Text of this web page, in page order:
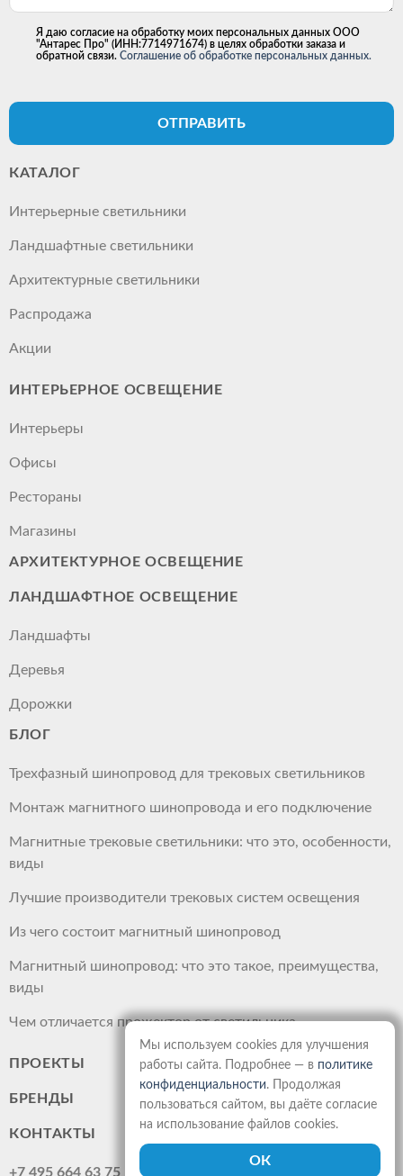
Я даю согласие на обработку моих персональных данных ООО
"Антарес Про" (ИНН:7714971674) в целях обработки заказа и
обратной связи. Соглашение об обработке персональных данных.
ОТПРАВИТЬ
КАТАЛОГ
Интерьерные светильники
Ландшафтные светильники
Архитектурные светильники
Распродажа
Акции
ИНТЕРЬЕРНОЕ ОСВЕЩЕНИЕ
Интерьеры
Офисы
Рестораны
Магазины
АРХИТЕКТУРНОЕ ОСВЕЩЕНИЕ
ЛАНДШАФТНОЕ ОСВЕЩЕНИЕ
Ландшафты
Деревья
Дорожки
БЛОГ
Трехфазный шинопровод для трековых светильников
Монтаж магнитного шинопровода и его подключение
Магнитные трековые светильники: что это, особенности,
виды
Лучшие производители трековых систем освещения
Из чего состоит магнитный шинопровод
Магнитный шинопровод: что это такое, преимущества,
виды
Чем отличается прожектор от светильника
ПРОЕКТЫ
БРЕНДЫ
КОНТАКТЫ
+7 495 664 63 75
Мы используем cookies для улучшения
работы сайта. Подробнее — в политике
конфиденциальности. Продолжая
пользоваться сайтом, вы даёте согласие
на использование файлов cookies.